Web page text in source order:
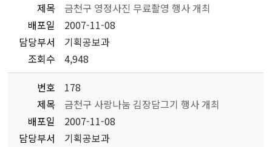
제목
금천구 영정사진 무료촬영 행사 개최
배포일
2007-11-08
담당부서
기획공보과
조회수
4,948
번호
178
제목
금천구 사랑나눔 김장담그기 행사 개최
배포일
2007-11-08
담당부서
기획공보과